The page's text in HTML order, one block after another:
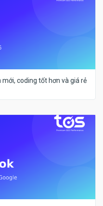
mới, coding tốt hơn và giá rẻ